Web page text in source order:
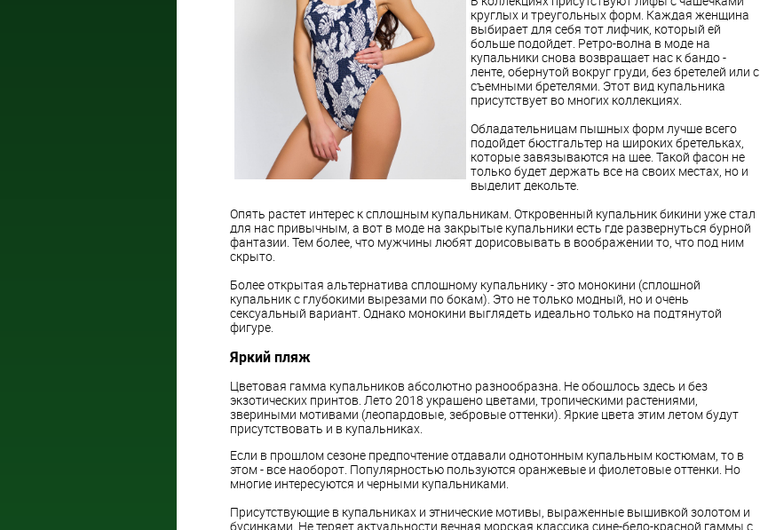
круглых и треугольных форм. Каждая женщина
выбирает для себя тот лифчик, который ей
больше подойдет. Ретро-волна в моде на
купальники снова возвращает нас к бандо -
ленте, обернутой вокруг груди, без бретелей или с
съемными бретелями. Этот вид купальника
присутствует во многих коллекциях.
Обладательницам пышных форм лучше всего
подойдет бюстгальтер на широких бретельках,
которые завязываются на шее. Такой фасон не
только будет держать все на своих местах, но и
выделит декольте.
Опять растет интерес к сплошным купальникам. Откровенный купальник бикини уже стал
для нас привычным, а вот в моде на закрытые купальники есть где развернуться бурной
фантазии. Тем более, что мужчины любят дорисовывать в воображении то, что под ним
скрыто.
Более открытая альтернатива сплошному купальнику - это монокини (сплошной
купальник с глубокими вырезами по бокам). Это не только модный, но и очень
сексуальный вариант. Однако монокини выглядеть идеально только на подтянутой
фигуре.
Яркий пляж
Цветовая гамма купальников абсолютно разнообразна. Не обошлось здесь и без
экзотических принтов. Лето 2018 украшено цветами, тропическими растениями,
звериными мотивами (леопардовые, зебровые оттенки). Яркие цвета этим летом будут
присутствовать и в купальниках.
Если в прошлом сезоне предпочтение отдавали однотонным купальным костюмам, то в
этом - все наоборот. Популярностью пользуются оранжевые и фиолетовые оттенки. Но
многие интересуются и черными купальниками.
Присутствующие в купальниках и этнические мотивы, выраженные вышивкой золотом и
бусинками. Не теряет актуальности вечная морская классика сине-бело-красной гаммы с